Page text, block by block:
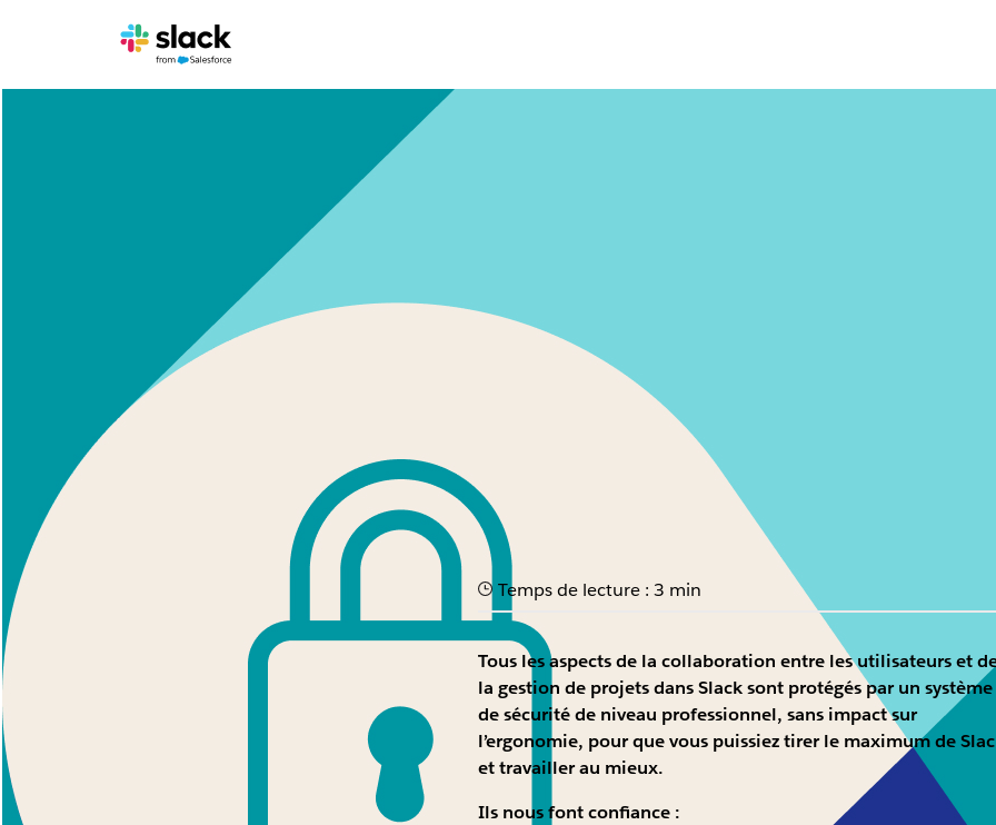
Temps de lecture : 3 min
Tous les aspects de la collaboration entre les utilisateurs et
la gestion de projets dans Slack sont protégés par un système
de sécurité de niveau professionnel, sans impact sur
l’ergonomie, pour que vous puissiez tirer le maximum de
et travailler au mieux.
Ils nous font confiance :